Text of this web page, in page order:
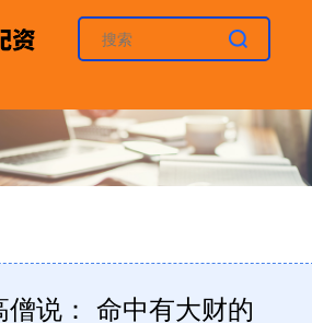
说： 命中有大财的